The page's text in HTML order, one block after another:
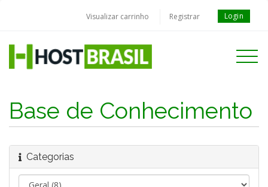
Visualizar carrinho Registrar Login
Toggle
Base de Conhecimento
Categorias